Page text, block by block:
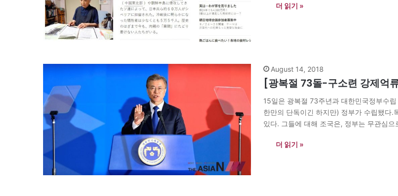
더 읽기 »
August 14, 2018
[광복절 73돌-구소련 강제억
15일은 광복절 73주년과 대한민국정부수
한만의 단독이긴 하지만) 정부가 수립됐다.
있다. 그들에 대해 조국은, 정부는 무관심
더 읽기 »